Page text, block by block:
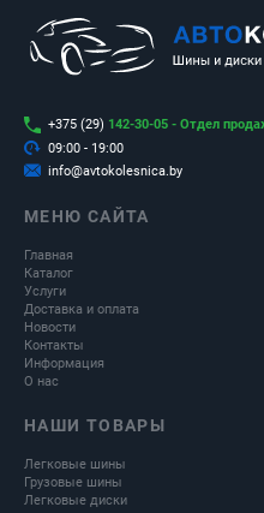
+375 (29) 142-30-05 - Отдел
09:00 - 19:00
info@avtokolesnica.by
МЕНЮ САЙТА
Главная
Каталог
Услуги
Доставка и оплата
Новости
Контакты
Информация
О нас
НАШИ ТОВАРЫ
Легковые шины
Грузовые шины
Легковые диски